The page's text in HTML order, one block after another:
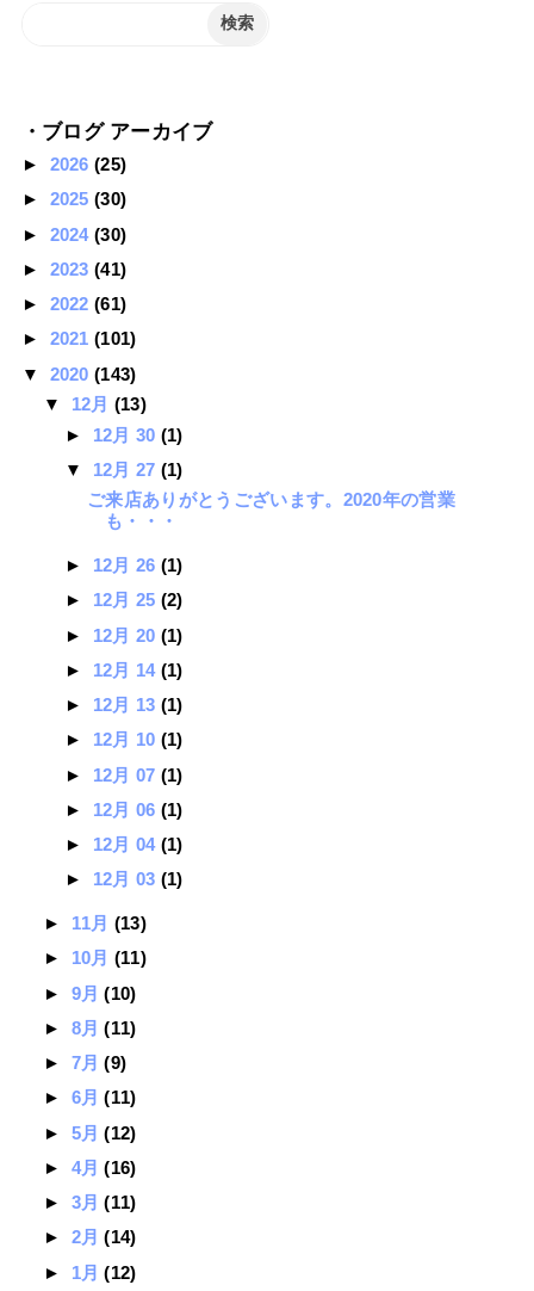
・ブログ アーカイブ
► 2026(25)
► 2025(30)
► 2024(30)
► 2023(41)
► 2022(61)
► 2021(101)
▼ 2020(143)
▼ 12月 (13)
► 12月 30 (1)
▼ 12月 27 (1)
ご来店ありがとうございます。2020年の営業
も・・・
► 12月 26 (1)
► 12月 25 (2)
► 12月 20 (1)
► 12月 14 (1)
► 12月 13 (1)
► 12月 10 (1)
► 12月 07 (1)
► 12月 06 (1)
► 12月 04 (1)
► 12月 03 (1)
► 11月 (13)
► 10月 (11)
► 9月(10)
► 8月(11)
► 7月(9)
► 6月(11)
► 5月(12)
► 4月(16)
► 3月(11)
► 2月(14)
► 1月(12)